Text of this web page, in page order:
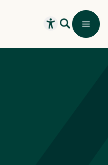
Recherche
Ouvrir leMenu